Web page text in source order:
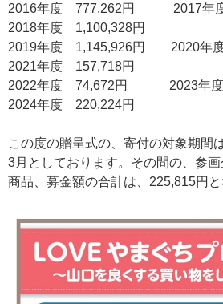
2016年度 777,262円 2017
2018年度 1,100,328円
2019年度 1,145,926円 2020
2021年度 157,718円
2022年度 74,672円 2023
2024年度 220,224円
この度の贈呈式の、寄付の対象期間
3月としております。その間の、参
商品、募金額の合計は、225,815円と